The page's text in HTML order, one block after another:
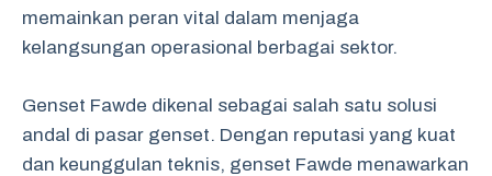
memainkan peran vital dalam menjaga
kelangsungan operasional berbagai sektor.
Genset Fawde dikenal sebagai salah satu solusi
andal di pasar genset. Dengan reputasi yang kuat
dan keunggulan teknis, genset Fawde menawarkan